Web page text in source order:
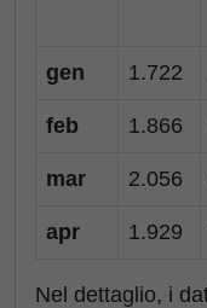
gen 1.722
feb 1.866
mar 2.056
apr 1.929
Nel dettaglio, i